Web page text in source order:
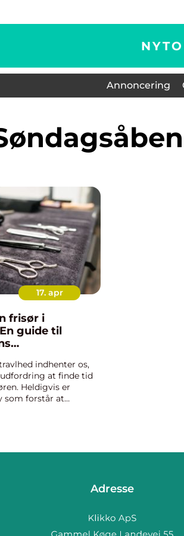
Annoncering
17. apr
frisør i
guide til
indhenter os,
at finde tid
Heldigvis er
som forstår at
Adresse